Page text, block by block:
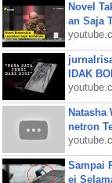
Novel
an Saja
IDAK
netron
Sampai
ei